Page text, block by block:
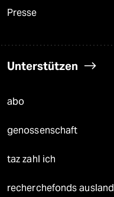
Presse
Unterstützen
abo
genossenschaft
taz zahl ich
recherchefonds ausland